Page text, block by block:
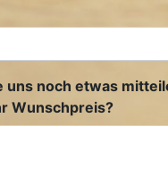
uns noch etwas
Wunschpreis?